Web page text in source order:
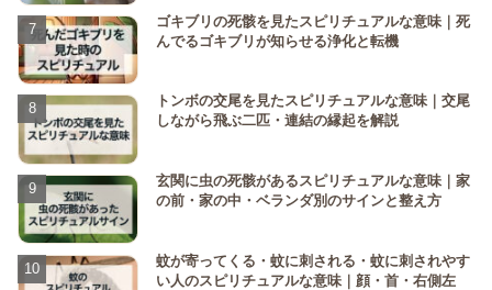
ゴキブリの死骸を見たスピリチュアルな意味｜死
んでるゴキブリが知らせる浄化と転機
トンボの交尾を見たスピリチュアルな意味｜交尾
しながら飛ぶ二匹・連結の縁起を解説
玄関に虫の死骸があるスピリチュアルな意味｜家
の前・家の中・ベランダ別のサインと整え方
蚊が寄ってくる・蚊に刺される・蚊に刺されやす
い人のスピリチュアルな意味｜顔・首・右側左